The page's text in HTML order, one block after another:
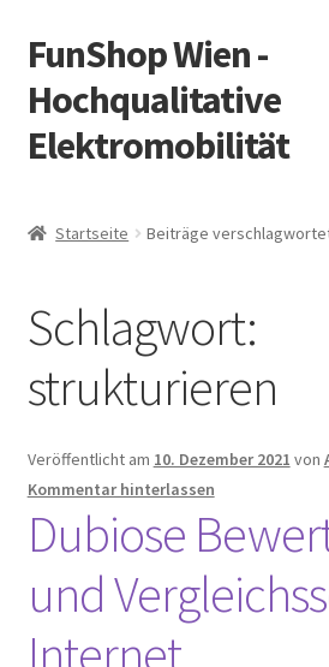
Zur
Navigation
springen
Zum
Inhalt
springen
FunShop Wien -
Hochqualitative
Elektromobilität
Vorsicht Internetbetrug
Über FunShop
Impressum
Zum Onlineshop in der Web Version
Startseite Beiträge
Schlagwort:
strukturieren
Veröffentlicht am 10. Dezember 2021 von
Kommentar hinterlassen
Dubiose
und
Internet